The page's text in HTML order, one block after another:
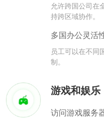
允许跨国公司在
持跨区域协作。
多国办公灵活
员工可以在不同
制。
游戏和娱乐
访问游戏服务